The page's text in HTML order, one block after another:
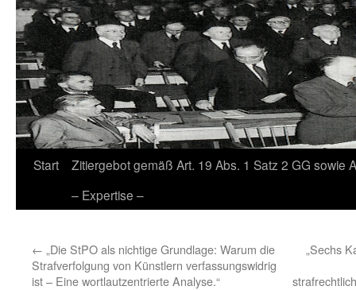
Start
Zitiergebot gemäß Art. 19 Abs. 1 Satz 2 GG sowie
– Expertise –
← „Die StPO als nichtige Grundlage: Warum die
Strafverfolgung von Künstlern verfassungswidrig
ist – Eine wortlautzentrierte Analyse.“
„Sechs